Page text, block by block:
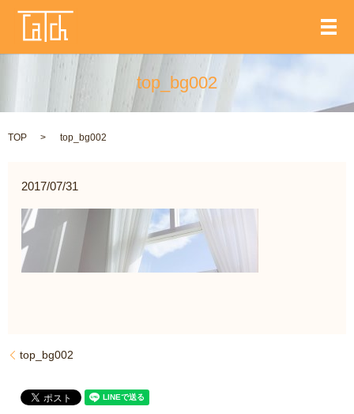
メ
top_bg002
TOP top_bg002
2017/07/31
top_bg002